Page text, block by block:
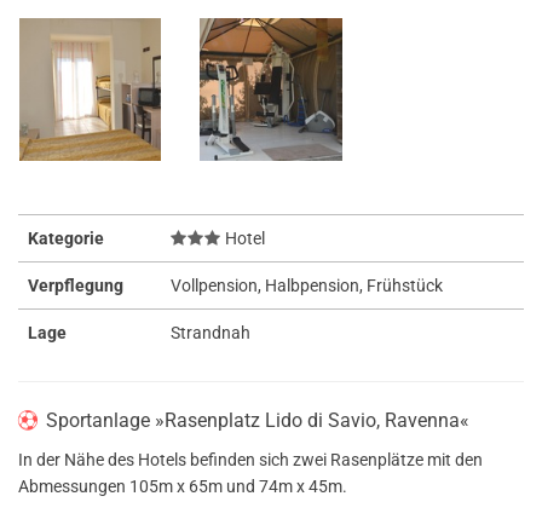
Kategorie Hotel
Verpflegung Vollpension, Halbpension, Frühstück
Lage Strandnah
Sportanlage »Rasenplatz Lido di Savio, Ravenna«
In der Nähe des Hotels befinden sich zwei Rasenplätze mit den
Abmessungen 105m x 65m und 74m x 45m.